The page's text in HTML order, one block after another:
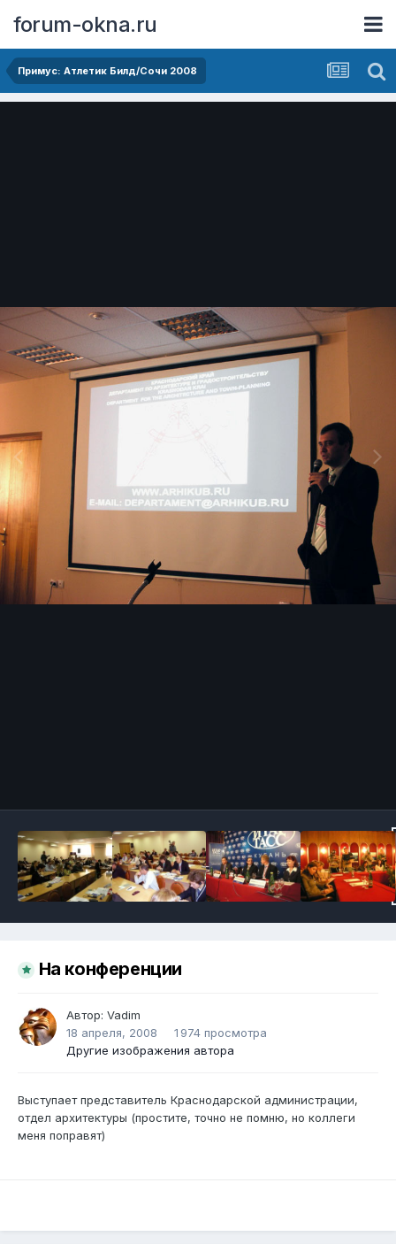
forum-okna.ru
Примус: Атлетик Билд/Сочи 2008
На конференции
Автор: Vadim
18 апреля, 2008
1 974 просмотра
Другие изображения автора
Выступает представитель Краснодарской администрации,
отдел архитектуры (простите, точно не помню, но коллеги
меня поправят)